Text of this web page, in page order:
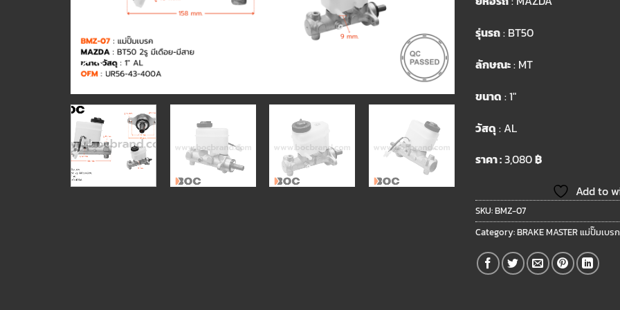
รุ่นรถ: BT50
ลักษณะ: MT
ขนาด : 1″
วัสดุ : AL
ราคา :3,080฿
Add to
SKU:BMZ-07
Category:BRAKE MASTER แม่ปั๊มเบรก